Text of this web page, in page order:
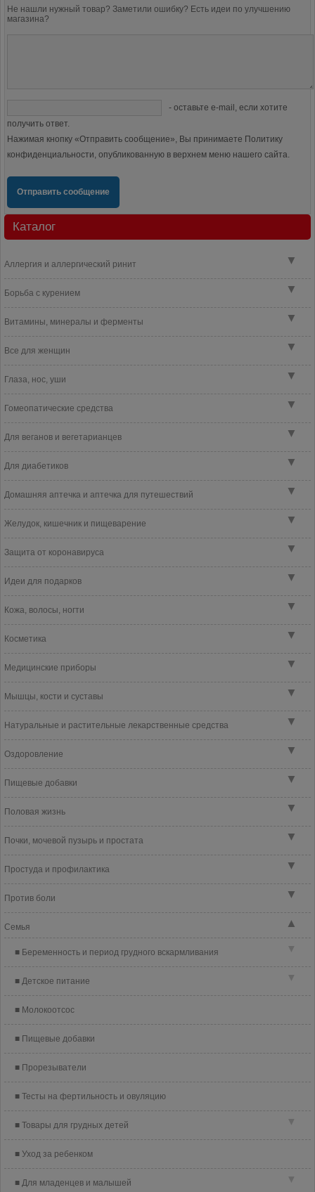
Не нашли нужный товар? Заметили ошибку? Есть идеи по улучшению
магазина?
- оставьте e-mail, если хотите
получить ответ.
Нажимая кнопку «Отправить сообщение», Вы принимаете Политику
конфиденциальности, опубликованную в верхнем меню нашего сайта.
Отправить сообщение
Каталог
▼
Аллергия и аллергический ринит
▼
Борьба с курением
▼
Витамины, минералы и ферменты
▼
Все для женщин
▼
Глаза, нос, уши
▼
Гомеопатические средства
▼
Для веганов и вегетарианцев
▼
Для диабетиков
▼
Домашняя аптечка и аптечка для путешествий
▼
Желудок, кишечник и пищеварение
▼
Защита от коронавируса
▼
Идеи для подарков
▼
Кожа, волосы, ногти
▼
Косметика
▼
Медицинские приборы
▼
Мышцы, кости и суставы
▼
Натуральные и растительные лекарственные средства
▼
Оздоровление
▼
Пищевые добавки
▼
Половая жизнь
▼
Почки, мочевой пузырь и простата
▼
Простуда и профилактика
▼
Против боли
▲
Семья
▼
Беременность и период грудного вскармливания
▼
Детское питание
Молокоотсос
Пищевые добавки
Прорезыватели
Тесты на фертильность и овуляцию
▼
Товары для грудных детей
Уход за ребенком
▼
Для младенцев и малышей